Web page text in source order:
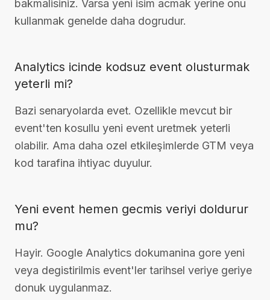
bakmalisiniz. Varsa yeni isim acmak yerine onu
kullanmak genelde daha dogrudur.
Analytics icinde kodsuz event olusturmak
yeterli mi?
Bazi senaryolarda evet. Ozellikle mevcut bir
event'ten kosullu yeni event uretmek yeterli
olabilir. Ama daha ozel etkileşimlerde GTM veya
kod tarafina ihtiyac duyulur.
Yeni event hemen gecmis veriyi doldurur
mu?
Hayir. Google Analytics dokumanina gore yeni
veya degistirilmis event'ler tarihsel veriye geriye
donuk uygulanmaz.